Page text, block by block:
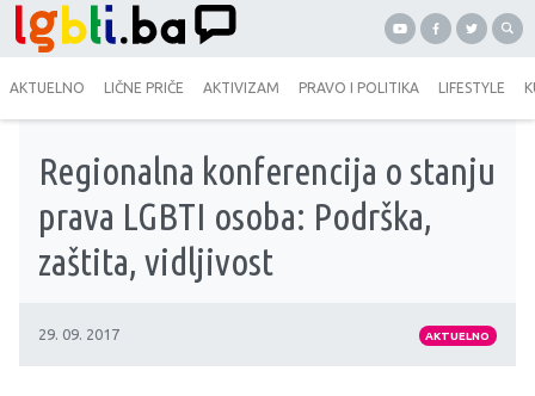
AKTUELNO LIČNE PRIČE AKTIVIZAM PRAVO I POLITIKA LIFESTYLE
Regionalna konferencija o stanju
prava LGBTI osoba: Podrška,
zaštita, vidljivost
29. 09. 2017 AKTUELNO